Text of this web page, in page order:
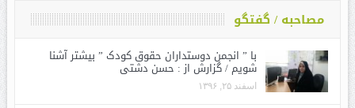
مصاحبه / گفتگو
با ” انجمن دوستداران حقوق کودک ” بیشتر آشنا
شویم / گزارش از : حسن دشتی
اسفند ۲۵, ۱۳۹۶